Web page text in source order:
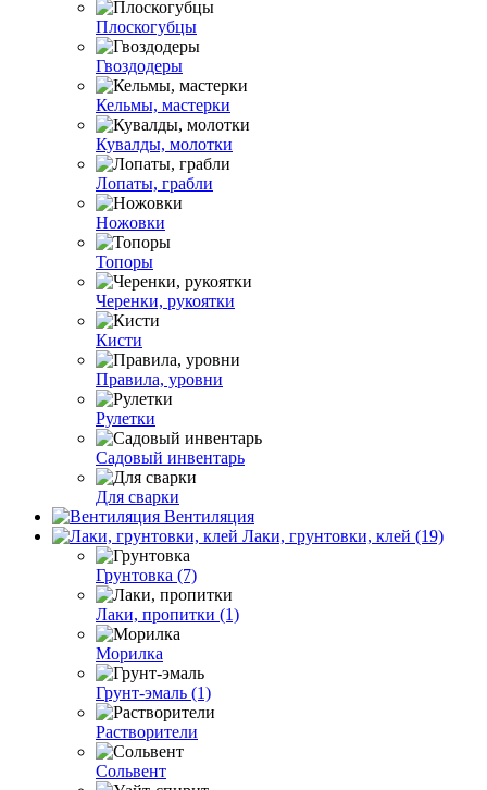
Плоскогубцы
Гвоздодеры
Кельмы, мастерки
Кувалды, молотки
Лопаты, грабли
Ножовки
Топоры
Черенки, рукоятки
Кисти
Правила, уровни
Рулетки
Садовый инвентарь
Для сварки
Вентиляция
Лаки, грунтовки, клей (19)
Грунтовка (7)
Лаки, пропитки (1)
Морилка
Грунт-эмаль (1)
Растворители
Сольвент